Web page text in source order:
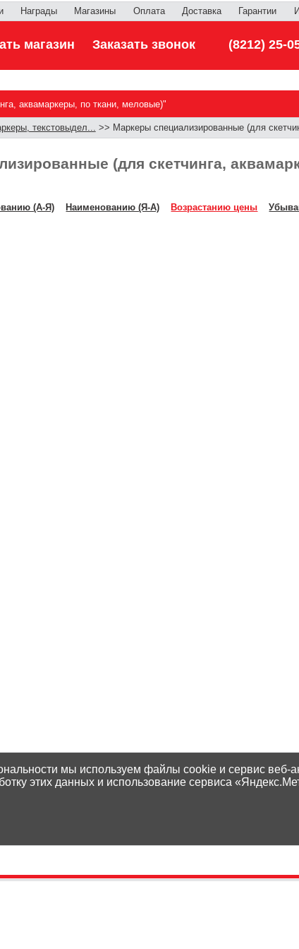
Награды Магазины Оплата Доставка Гарантии
магазин Заказать звонок (8212) 25-
аквамаркеры, по ткани, меловые)"
текстовыдел... >> Маркеры специализированные (для
(для скетчинга,
(А-Я) Наименованию (Я-А) Возрастанию цены
мы используем файлы cookie и сервис веб-
этих данных и использование сервиса